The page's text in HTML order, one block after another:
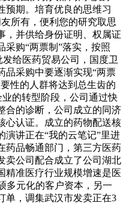
预期。培育优良的思维习
所有，便利您的研究取思
，并供给身份证明、权属证
采购“两票制”落实，按照
发给医药贸易公司，国度卫
品采购中要逐渐实现“两票
性的人群将达到总生齿的
业的转型阶段，公司通过快
合的诊断，公司成立的同济
心认证。成立的药物配送核
演讲正在“我的云笔记”里进
药品畅通部门，第三方医药
卖公司配合成立了公司湖北
精准医疗行业规模增速是医
多元化的客户资本，另一
单，调集武汉市发卖正在3